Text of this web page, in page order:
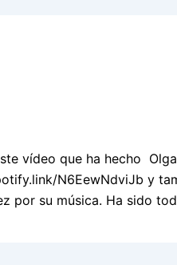
vídeo que ha hecho
N6EewNdviJb y
por su música. Ha sido